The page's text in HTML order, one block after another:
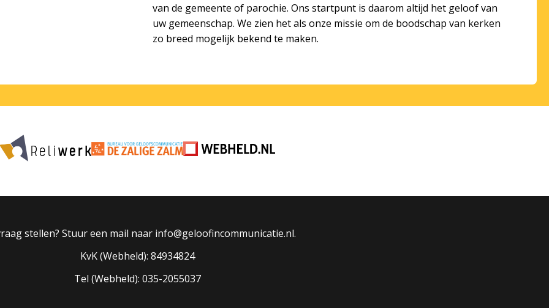
van de gemeente of parochie. Ons startpunt is daarom altijd het geloof van
uw gemeenschap. We zien het als onze missie om de boodschap van kerken
zo breed mogelijk bekend te maken.
stellen? Stuur een mail naar info@geloofincommunicatie.nl.
KvK (Webheld): 84934824
Tel (Webheld): 035-2055037